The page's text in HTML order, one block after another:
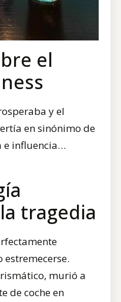
el
y el
en sinónimo de
e influencia…
tragedia
estremecerse.
murió a
de coche en